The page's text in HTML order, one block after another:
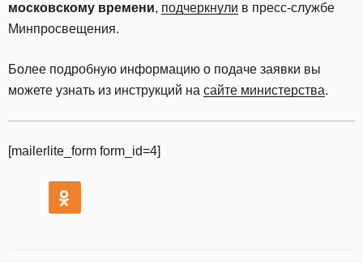
московскому времени, подчеркнули в пресс-службе
Минпросвещения.
Более подробную информацию о подаче заявки вы
можете узнать из инструкций на сайте министерства.
[mailerlite_form form_id=4]